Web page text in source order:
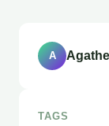
A Agathe
TAGS